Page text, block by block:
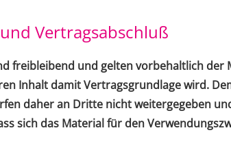
Vertragsabschluß
freibleibend und gelten vorbehaltlich
Inhalt damit Vertragsgrundlage wird.
daher an Dritte nicht weitergegeben
sich das Material für den